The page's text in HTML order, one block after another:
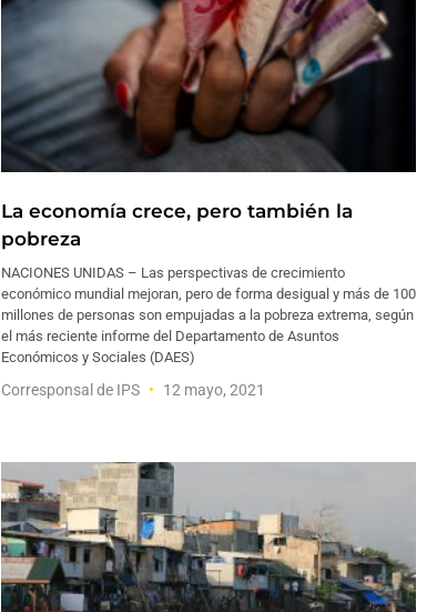
La economía crece, pero también la
pobreza
NACIONES UNIDAS – Las perspectivas de crecimiento
económico mundial mejoran, pero de forma desigual y más de 100
millones de personas son empujadas a la pobreza extrema, según
el más reciente informe del Departamento de Asuntos
Económicos y Sociales (DAES)
Corresponsal de IPS 12 mayo, 2021